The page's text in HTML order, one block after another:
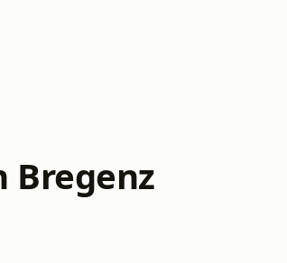
Bregenz